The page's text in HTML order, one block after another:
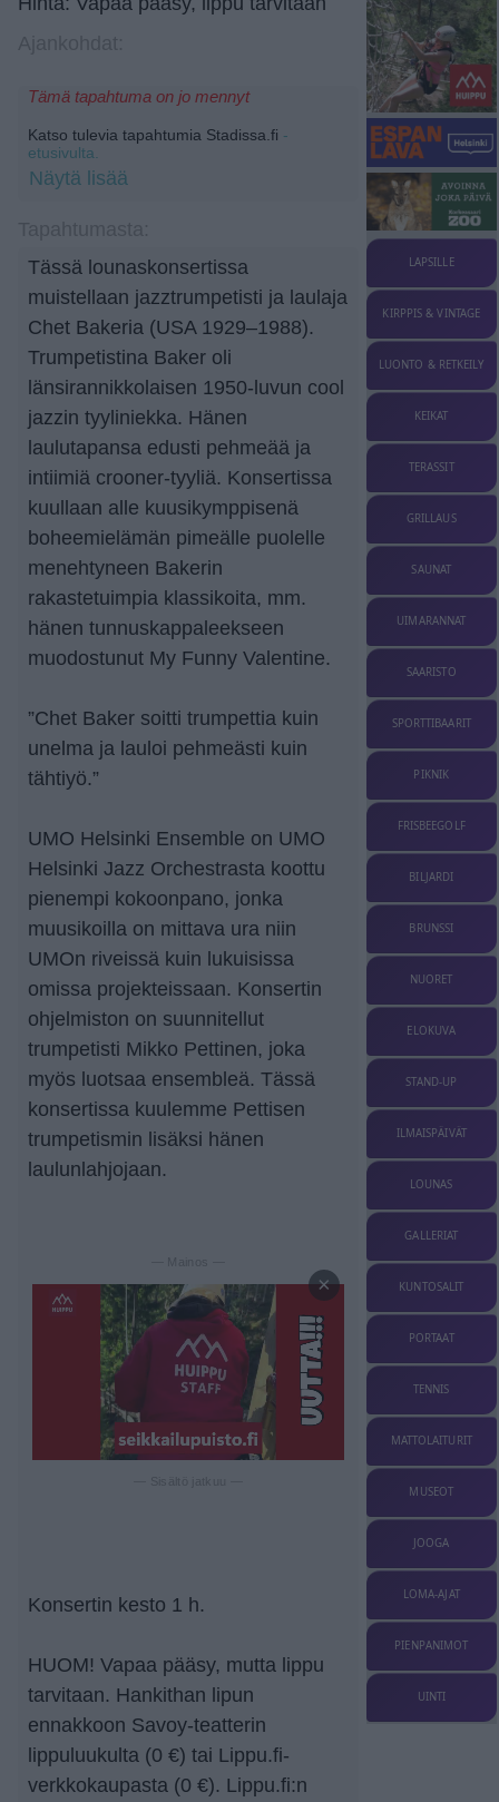
Tämä tapahtuma on jo mennyt
Katso tulevia tapahtumia Stadissa.fi -
etusivulta.
Näytä lisää
Tässä lounaskonsertissa
muistellaan jazztrumpetisti ja laulaja
Chet Bakeria (USA 1929–1988).
Trumpetistina Baker oli
länsirannikkolaisen 1950-luvun cool
jazzin tyyliniekka. Hänen
laulutapansa edusti pehmeää ja
intiimiä crooner-tyyliä. Konsertissa
kuullaan alle kuusikymppisenä
boheemielämän pimeälle puolelle
menehtyneen Bakerin
rakastetuimpia klassikoita, mm.
hänen tunnuskappaleekseen
muodostunut My Funny Valentine.
”Chet Baker soitti trumpettia kuin
unelma ja lauloi pehmeästi kuin
tähtiyö.”
UMO Helsinki Ensemble on UMO
Helsinki Jazz Orchestrasta koottu
pienempi kokoonpano, jonka
muusikoilla on mittava ura niin
UMOn riveissä kuin lukuisissa
omissa projekteissaan. Konsertin
ohjelmiston on suunnitellut
trumpetisti Mikko Pettinen, joka
myös luotsaa ensembleä. Tässä
konsertissa kuulemme Pettisen
trumpetismin lisäksi hänen
laulunlahjojaan.
— Mainos —
×
Konsertin kesto 1 h.
HUOM! Vapaa pääsy, mutta lippu
tarvitaan. Hankithan lipun
ennakkoon Savoy-teatterin
lippuluukulta (0 €) tai Lippu.fi-
verkkokaupasta (0 €). Lippu.fi:n
LAPSILLE
KIRPPIS & VINTAGE
LUONTO & RETKEILY
KEIKAT
TERASSIT
GRILLAUS
SAUNAT
UIMARANNAT
SAARISTO
SPORTTIBAARIT
PIKNIK
FRISBEEGOLF
BILJARDI
BRUNSSI
NUORET
ELOKUVA
STAND-UP
ILMAISPÄIVÄT
LOUNAS
GALLERIAT
KUNTOSALIT
PORTAAT
TENNIS
MATTOLAITURIT
MUSEOT
JOOGA
LOMA-AJAT
PIENPANIMOT
UINTI